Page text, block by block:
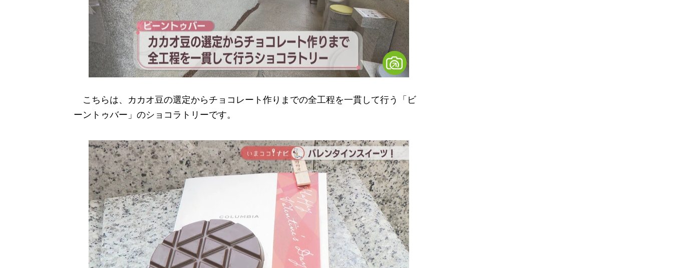
こちらは、カカオ豆の選定からチョコレート作りまでの全工程を一貫して行う「ビ
ーントゥバー」のショコラトリーです。